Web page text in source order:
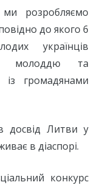
розробляємо
до якого 6
українців
молоддю та
громадянами
досвід Литви у
в діаспорі.
конкурс